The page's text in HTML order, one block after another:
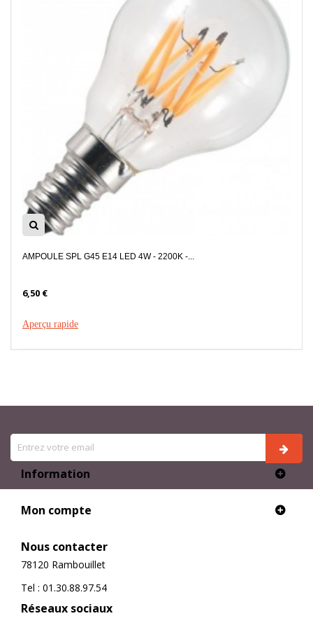
AMPOULE SPL G45 E14 LED 4W - 2200K -...
6,50 €
Aperçu rapide
Information
Mon compte
Nous contacter
78120 Rambouillet
Tel : 01.30.88.97.54
Réseaux sociaux